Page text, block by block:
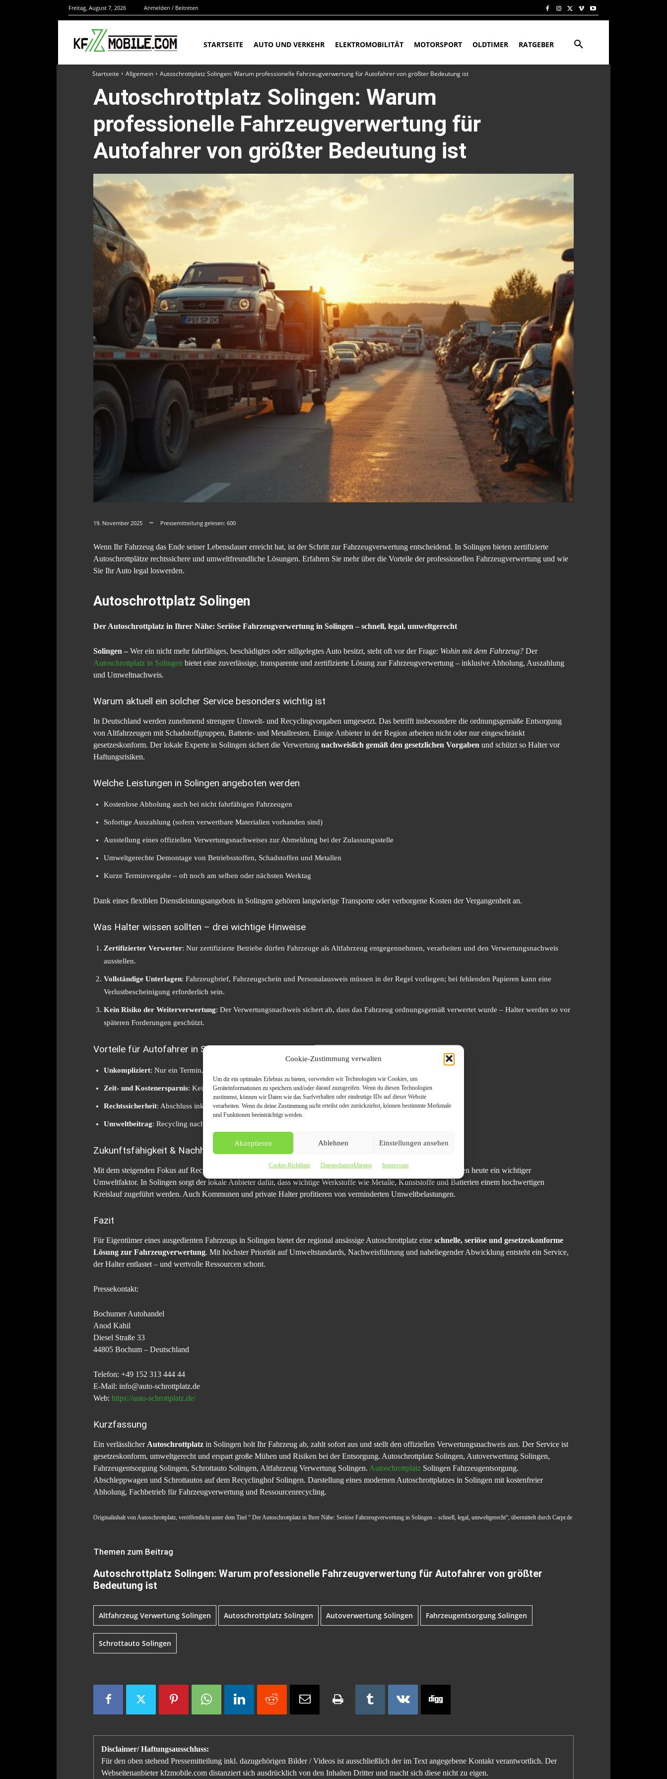
Cookie-Zustimmung verwalten
Um dir ein optimales Erlebnis zu bieten, verwenden wir Technologien wie Cookies, um
Geräteinformationen zu speichern und/oder darauf zuzugreifen. Wenn du diesen Technologien
zustimmst, können wir Daten wie das Surfverhalten oder eindeutige IDs auf dieser Website
verarbeiten. Wenn du deine Zustimmung nicht erteilst oder zurückziehst, können bestimmte Merkmale
und Funktionen beeinträchtigt werden.
Akzeptieren Ablehnen Einstellungen ansehen
Cookie-Richtlinie Datenschutzerklärung Impressum
Freitag, August 7, 2026 Anmelden / Beitreten
STARTSEITE AUTO UND VERKEHR ELEKTROMOBILITÄT MOTORSPORT OLDTIMER RATGEBER
Startseite Allgemein Autoschrottplatz Solingen: Warum professionelle Fahrzeugverwertung für Autofahrer von größter Bedeutung ist
Autoschrottplatz Solingen: Warum
professionelle Fahrzeugverwertung für
Autofahrer von größter Bedeutung ist
19. November 2025 Pressemitteilung gelesen: 600
Wenn Ihr Fahrzeug das Ende seiner Lebensdauer erreicht hat, ist der Schritt zur Fahrzeugverwertung entscheidend. In Solingen bieten zertifizierte
Autoschrottplätze rechtssichere und umweltfreundliche Lösungen. Erfahren Sie mehr über die Vorteile der professionellen Fahrzeugverwertung und wie
Sie Ihr Auto legal loswerden.
Autoschrottplatz Solingen
Der Autoschrottplatz in Ihrer Nähe: Seriöse Fahrzeugverwertung in Solingen – schnell, legal, umweltgerecht
Solingen – Wer ein nicht mehr fahrfähiges, beschädigtes oder stillgelegtes Auto besitzt, steht oft vor der Frage: Wohin mit dem Fahrzeug? Der
Autoschrottplatz in Solingen bietet eine zuverlässige, transparente und zertifizierte Lösung zur Fahrzeugverwertung – inklusive Abholung, Auszahlung
und Umweltnachweis.
Warum aktuell ein solcher Service besonders wichtig ist
In Deutschland werden zunehmend strengere Umwelt- und Recyclingvorgaben umgesetzt. Das betrifft insbesondere die ordnungsgemäße Entsorgung
von Altfahrzeugen mit Schadstoffgruppen, Batterie- und Metallresten. Einige Anbieter in der Region arbeiten nicht oder nur eingeschränkt
gesetzeskonform. Der lokale Experte in Solingen sichert die Verwertung nachweislich gemäß den gesetzlichen Vorgaben und schützt so Halter vor
Haftungsrisiken.
Welche Leistungen in Solingen angeboten werden
Kostenlose Abholung auch bei nicht fahrfähigen Fahrzeugen
Sofortige Auszahlung (sofern verwertbare Materialien vorhanden sind)
Ausstellung eines offiziellen Verwertungsnachweises zur Abmeldung bei der Zulassungsstelle
Umweltgerechte Demontage von Betriebsstoffen, Schadstoffen und Metallen
Kurze Terminvergabe – oft noch am selben oder nächsten Werktag
Dank eines flexiblen Dienstleistungsangebots in Solingen gehören langwierige Transporte oder verborgene Kosten der Vergangenheit an.
Was Halter wissen sollten – drei wichtige Hinweise
Zertifizierter Verwerter: Nur zertifizierte Betriebe dürfen Fahrzeuge als Altfahrzeug entgegennehmen, verarbeiten und den Verwertungsnachweis
ausstellen.
Vollständige Unterlagen: Fahrzeugbrief, Fahrzeugschein und Personalausweis müssen in der Regel vorliegen; bei fehlenden Papieren kann eine
Verlustbescheinigung erforderlich sein.
Kein Risiko der Weiterverwertung: Der Verwertungsnachweis sichert ab, dass das Fahrzeug ordnungsgemäß verwertet wurde – Halter werden so vor
späteren Forderungen geschützt.
Vorteile für Autofahrer in Solingen auf einen Blick
Unkompliziert: Nur ein Termin, restliche Abwicklung übernimmt der Dienstleister.
Zeit- und Kostenersparnis: Kein eigener Transport nötig, keine Einschaltung von mehreren Parteien.
Rechtssicherheit: Abschluss inklusive Nachweis – die Amtsabmeldung wird erleichtert.
Umweltbeitrag: Recycling nach gesetzlicher Norm statt unsachgemäßer Verwertung.
Zukunftsfähigkeit & Nachhaltigkeit
Mit dem steigenden Fokus auf Recycling, Kreislaufwirtschaft und CO₂-Reduktion ist die Entsorgung von Altfahrzeugen heute ein wichtiger
Umweltfaktor. In Solingen sorgt der lokale Anbieter dafür, dass wichtige Werkstoffe wie Metalle, Kunststoffe und Batterien einem hochwertigen
Kreislauf zugeführt werden. Auch Kommunen und private Halter profitieren von verminderten Umweltbelastungen.
Fazit
Für Eigentümer eines ausgedienten Fahrzeugs in Solingen bietet der regional ansässige Autoschrottplatz eine schnelle, seriöse und gesetzeskonforme
Lösung zur Fahrzeugverwertung. Mit höchster Priorität auf Umweltstandards, Nachweisführung und nahe­liegender Abwicklung entsteht ein Service,
der Halter entlastet – und wertvolle Ressourcen schont.
Pressekontakt:
Bochumer Autohandel
Anod Kahil
Diesel Straße 33
44805 Bochum – Deutschland
Telefon: +49 152 313 444 44
E-Mail: info@auto-schrottplatz.de
Web: https://auto-schrottplatz.de/
Kurzfassung
Ein verlässlicher Autoschrottplatz in Solingen holt Ihr Fahrzeug ab, zahlt sofort aus und stellt den offiziellen Verwertungsnachweis aus. Der Service ist
gesetzeskonform, umweltgerecht und erspart große Mühen und Risiken bei der Entsorgung. Autoschrottplatz Solingen, Autoverwertung Solingen,
Fahrzeugentsorgung Solingen, Schrottauto Solingen, Altfahrzeug Verwertung Solingen. Autoschrottplatz Solingen Fahrzeugentsorgung.
Abschleppwagen und Schrottautos auf dem Recyclinghof Solingen. Darstellung eines modernen Autoschrottplatzes in Solingen mit kostenfreier
Abholung, Fachbetrieb für Fahrzeugverwertung und Ressourcenrecycling.
Originalinhalt von Autoschrottplatz, veröffentlicht unter dem Titel “ Der Autoschrottplatz in Ihrer Nähe: Seriöse Fahrzeugverwertung in Solingen – schnell, legal, umweltgerecht“, übermittelt durch Carpr.de
Themen zum Beitrag
Autoschrottplatz Solingen: Warum professionelle Fahrzeugverwertung für Autofahrer von größter
Bedeutung ist
Altfahrzeug Verwertung Solingen Autoschrottplatz Solingen Autoverwertung Solingen Fahrzeugentsorgung Solingen
Schrottauto Solingen
Disclaimer/ Haftungsausschluss:
Für den oben stehend Pressemitteilung inkl. dazugehörigen Bilder / Videos ist ausschließlich der im Text angegebene Kontakt verantwortlich. Der
Webseitenanbieter kfzmobile.com distanziert sich ausdrücklich von den Inhalten Dritter und macht sich diese nicht zu eigen.